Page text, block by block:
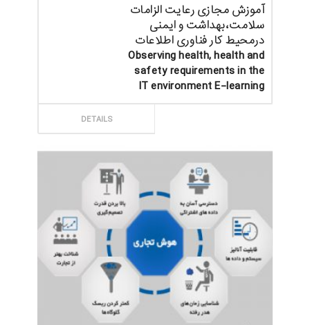
آموزش مجازی رعایت الزامات
سلامت،بهداشت و ایمنی
درمحیط کار فناوری اطلاعات
Observing health, health and
safety requirements in the
IT environment E-learning
DETAILS